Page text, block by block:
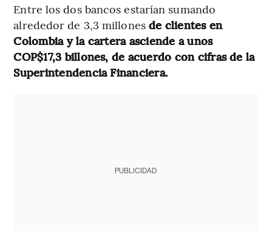
Entre los dos bancos estarían sumando
alrededor de 3,3 millones de clientes en
Colombia y la cartera asciende a unos
COP$17,3 billones, de acuerdo con cifras de la
Superintendencia Financiera.
PUBLICIDAD